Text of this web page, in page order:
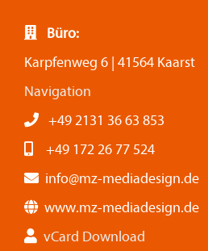
Büro:
Karpfenweg 6 | 41564 Kaarst
Navigation
+49 2131 36 63 853
+49 172 26 77 524
info@mz-mediadesign.de
www.mz-mediadesign.de
vCard Download